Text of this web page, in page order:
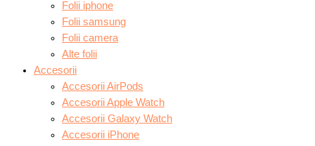
Folii iphone
Folii samsung
Folii camera
Alte folii
Accesorii
Accesorii AirPods
Accesorii Apple Watch
Accesorii Galaxy Watch
Accesorii iPhone